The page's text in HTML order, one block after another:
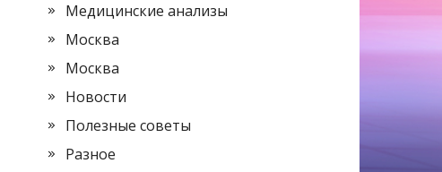
Медицинские анализы
Москва
Москва
Новости
Полезные советы
Разное